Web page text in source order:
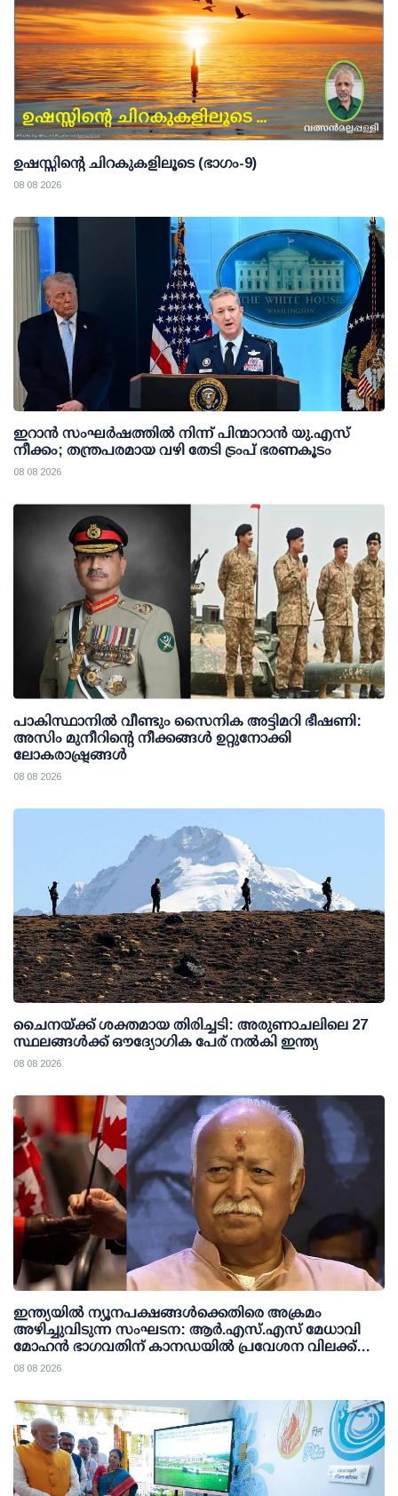
ഉഷസ്സിന്റെ ചിറകുകളിലൂടെ (ഭാഗം-9)
08 08 2026
ഇറാന്‍ സംഘര്‍ഷത്തില്‍ നിന്ന് പിന്മാറാന്‍ യു.എസ്
നീക്കം; തന്ത്രപരമായ വഴി തേടി ട്രംപ് ഭരണകൂടം
08 08 2026
പാകിസ്ഥാനില്‍ വീണ്ടും സൈനിക അട്ടിമറി ഭീഷണി:
അസിം മുനീറിന്റെ നീക്കങ്ങള്‍ ഉറ്റുനോക്കി
ലോകരാഷ്ട്രങ്ങള്‍
08 08 2026
ചൈനയ്ക്ക് ശക്തമായ തിരിച്ചടി: അരുണാചലിലെ 27
സ്ഥലങ്ങള്‍ക്ക് ഔദ്യോഗിക പേര് നല്‍കി ഇന്ത്യ
08 08 2026
ഇന്ത്യയില്‍ ന്യൂനപക്ഷങ്ങള്‍ക്കെതിരെ അക്രമം
അഴിച്ചുവിടുന്ന സംഘടന: ആര്‍.എസ്.എസ് മേധാവി
മോഹന്‍ ഭാഗവതിന് കാനഡയില്‍ പ്രവേശന വിലക്ക്
ഏര്‍പ്പെടുത്തണമെന്ന് എന്‍.ഡി.പി
08 08 2026